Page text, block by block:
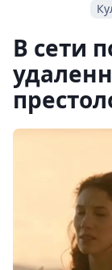
В сети